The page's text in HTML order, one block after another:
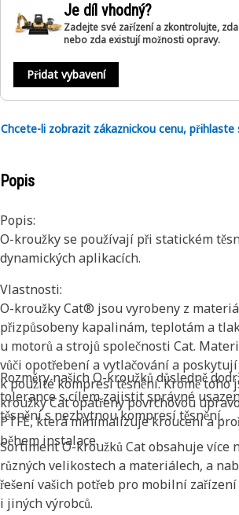
Je díl vhodný?
Zadejte své zařízení a zkontrolujte,
nebo zda existují možnosti opravy.
Přidat vybavení
Chcete-li zobrazit zákaznickou cenu, přihlaste
Popis
Popis:
O-kroužky se používají při statickém
dynamických aplikacích.
Vlastnosti:
O-kroužky Cat® jsou vyrobeny z
přizpůsobeny kapalinám, teplotám a
u motorů a strojů společnosti Cat.
vůči opotřebení a vytlačování a
k použité kompresi těsnění. Kromě toho
kroužky Cat opatřeny povrchovou
PTFE, která minimalizuje kroucení a
během instalace.
Rozměry našich O-kroužků důsledně
tolerance s cílem zajistit správné
těsnění s nezbytnou kompresí těsnění.
Sortiment O-kroužků Cat obsahuje více
různých velikostech a materiálech, a
řešení vašich potřeb pro mobilní
i jiných výrobců.